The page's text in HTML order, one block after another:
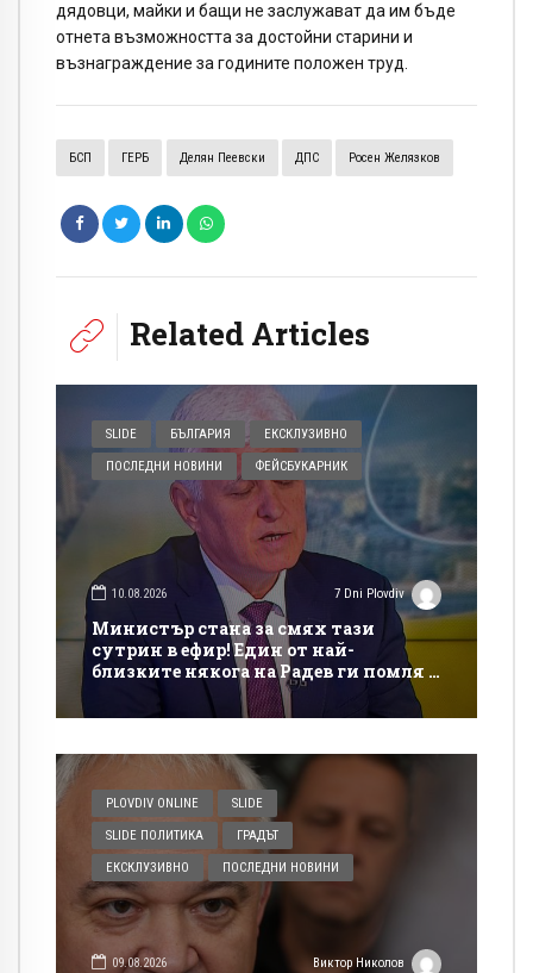
дядовци, майки и бащи не заслужават да им бъде
отнета възможността за достойни старини и
възнаграждение за годините положен труд.
БСП ГЕРБ Делян Пеевски ДПС Росен Желязков
Related Articles
SLIDE БЪЛГАРИЯ ЕКСКЛУЗИВНО
ПОСЛЕДНИ НОВИНИ ФЕЙСБУКАРНИК
10.08.2026 7 Dni Plovdiv
Министър стана за смях тази
сутрин в ефир! Един от най-
близките някога на Радев ги помля и
PLOVDIV ONLINE SLIDE
SLIDE ПОЛИТИКА ГРАДЪТ
ЕКСКЛУЗИВНО ПОСЛЕДНИ НОВИНИ
09.08.2026 Виктор Николов